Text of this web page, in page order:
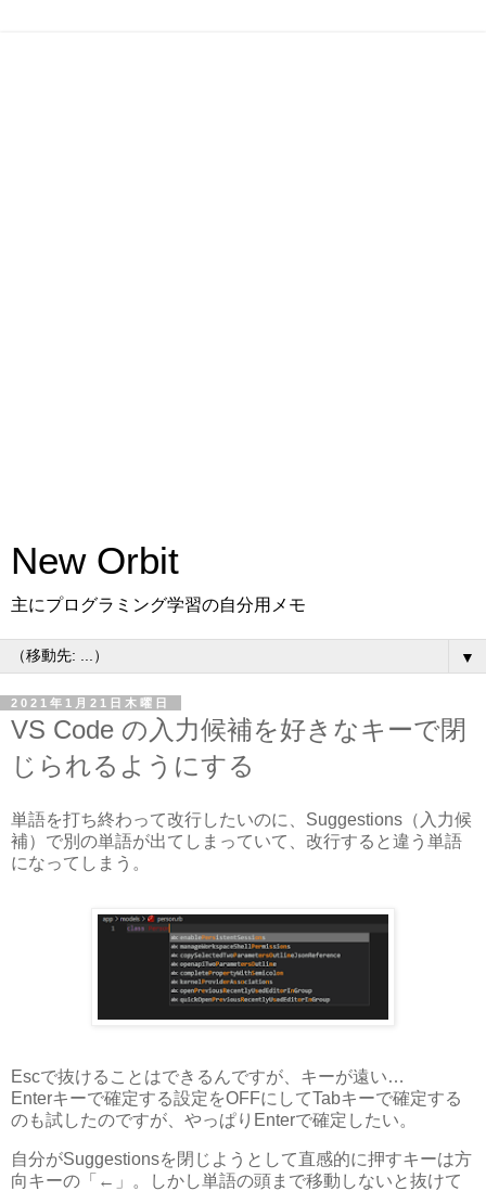
New Orbit
主にプログラミング学習の自分用メモ
▼
2021年1月21日木曜日
VS Code の入力候補を好きなキーで閉
じられるようにする
単語を打ち終わって改行したいのに、Suggestions（入力候
補）で別の単語が出てしまっていて、改行すると違う単語
になってしまう。
Escで抜けることはできるんですが、キーが遠い…
Enterキーで確定する設定をOFFにしてTabキーで確定する
のも試したのですが、やっぱりEnterで確定したい。
自分がSuggestionsを閉じようとして直感的に押すキーは方
向キーの「←」。しかし単語の頭まで移動しないと抜けて